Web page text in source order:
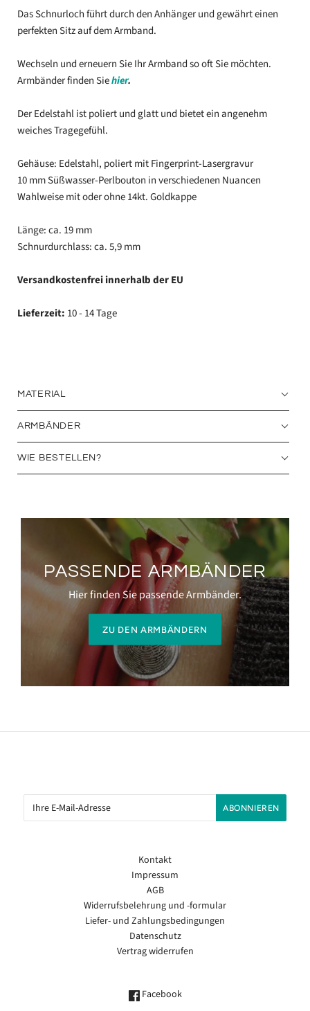
Das Schnurloch führt durch den Anhänger und gewährt einen
perfekten Sitz auf dem Armband.
Wechseln und erneuern Sie Ihr Armband so oft Sie möchten.
Armbänder finden Siehier.
Der Edelstahl ist poliert und glatt und bietet ein angenehm
weiches Tragegefühl.
Gehäuse: Edelstahl, poliert mit Fingerprint-Lasergravur
10 mm Süßwasser-Perlbouton in verschiedenen Nuancen
Wahlweise mit oder ohne 14kt. Goldkappe
Länge: ca. 19 mm
Schnurdurchlass: ca. 5,9 mm
Versandkostenfreiinnerhalb der EU
Lieferzeit: 10 - 14 Tage
MATERIAL
ARMBÄNDER
WIE BESTELLEN?
PASSENDE ARMBÄNDER
Hier finden Sie passende Armbänder.
ZU DEN ARMBÄNDERN
Kontakt
Impressum
AGB
Widerrufsbelehrung und -formular
Liefer- und Zahlungsbedingungen
Datenschutz
Vertrag widerrufen
Facebook